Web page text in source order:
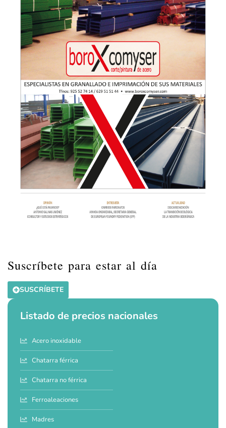
Suscríbete para estar al día
SUSCRÍBETE
Listado de precios nacionales
Acero inoxidable
Chatarra férrica
Chatarra no férrica
Ferroaleaciones
Madres